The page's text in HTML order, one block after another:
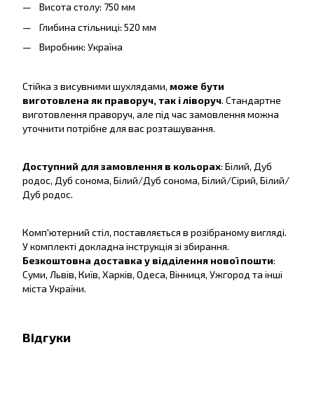
Висота столу: 750 мм
Глибина стільниці: 520 мм
Виробник: Україна
Стійка з висувними шухлядами, може бути
виготовлена як праворуч, так і ліворуч. Стандартне
виготовлення праворуч, але під час замовлення можна
уточнити потрібне для вас розташування.
Доступний для замовлення в кольорах: Білий, Дуб
родос, Дуб сонома, Білий/Дуб сонома, Білий/Сірий, Білий/
Дуб родос.
Комп'ютерний стіл, поставляється в розібраному вигляді.
У комплекті докладна інструкція зі збирання.
Безкоштовна доставка у відділення нової пошти:
Суми, Львів, Київ, Харків, Одеса, Вінниця, Ужгород та інші
міста України.
Відгуки